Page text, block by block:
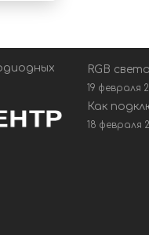
RGB
19 февраля
Как
18 февраля